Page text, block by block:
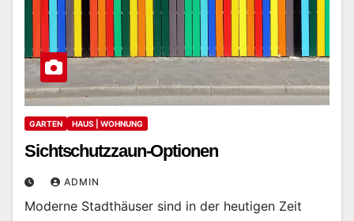
GARTEN HAUS | WOHNUNG
Sichtschutzzaun-Optionen
ADMIN
Moderne Stadthäuser sind in der heutigen Zeit